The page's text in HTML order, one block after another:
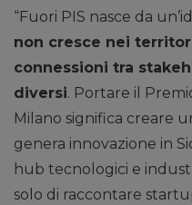
“Fuori PIS nasce da
non cresce nei
connessioni tra
diversi. Portare il
Milano significa creare
genera innovazione in
hub tecnologici e
solo di raccontare